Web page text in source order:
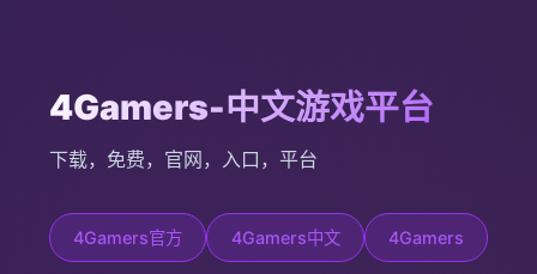
4Gamers-中文游戏平台
下载，免费，官网，入口，平台
4Gamers官方 4Gamers中文 4Gamers